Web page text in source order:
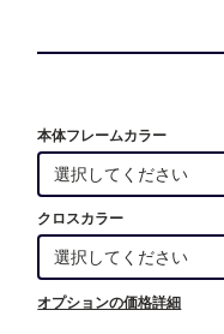
本体フレームカラー
クロスカラー
オプションの価格詳細